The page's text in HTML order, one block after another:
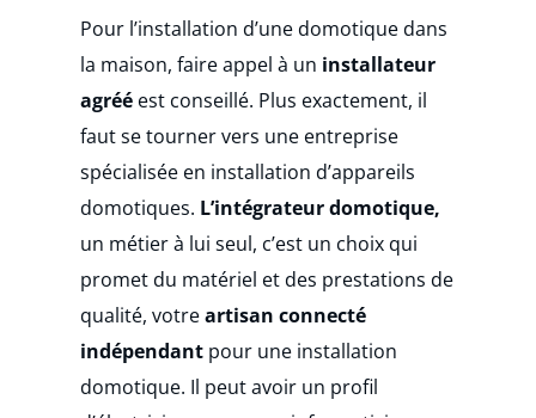
Pour l’installation d’une domotique dans
la maison, faire appel à un installateur
agréé est conseillé. Plus exactement, il
faut se tourner vers une entreprise
spécialisée en installation d’appareils
domotiques. L’intégrateur domotique,
un métier à lui seul, c’est un choix qui
promet du matériel et des prestations de
qualité, votreartisan connecté
indépendant pour une installation
domotique. Il peut avoir un profil